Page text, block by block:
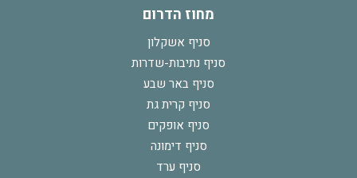
מחוז הדרום
סניף אשקלון
סניף נתיבות-שדרות
סניף באר שבע
סניף קרית גת
סניף אופקים
סניף דימונה
סניף ערד